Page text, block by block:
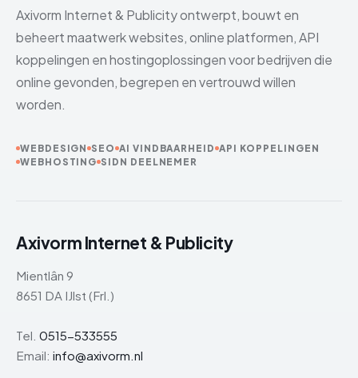
Axivorm Internet & Publicity ontwerpt, bouwt en
beheert maatwerk websites, online platformen, API
koppelingen en hostingoplossingen voor bedrijven die
online gevonden, begrepen en vertrouwd willen
worden.
WEBDESIGN SEO AI VINDBAARHEID API KOPPELINGEN
WEBHOSTING SIDN DEELNEMER
Axivorm Internet & Publicity
Mientlân 9
8651 DA IJlst (Frl.)
Tel. 0515-533555
Email: info@axivorm.nl